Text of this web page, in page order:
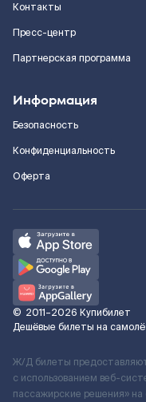
Контакты
Пресс-центр
Партнерская программа
Информация
Безопасность
Конфиденциальность
Оферта
© 2011–2026 Купибилет
Дешёвые билеты на
Ж/Д билеты
с использованием веб-
пассажирские решения»